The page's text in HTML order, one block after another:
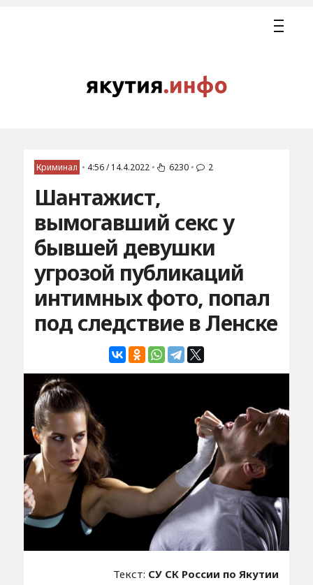
Криминал • 4:56 / 14.4.2022 • 6230 • 2
Шантажист,
вымогавший секс у
бывшей девушки
угрозой публикаций
интимных фото, попал
под следствие в Ленске
Текст: СУ СК России по Якутии